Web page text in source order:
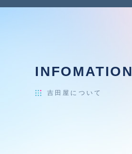
INFOMATION
吉田屋について